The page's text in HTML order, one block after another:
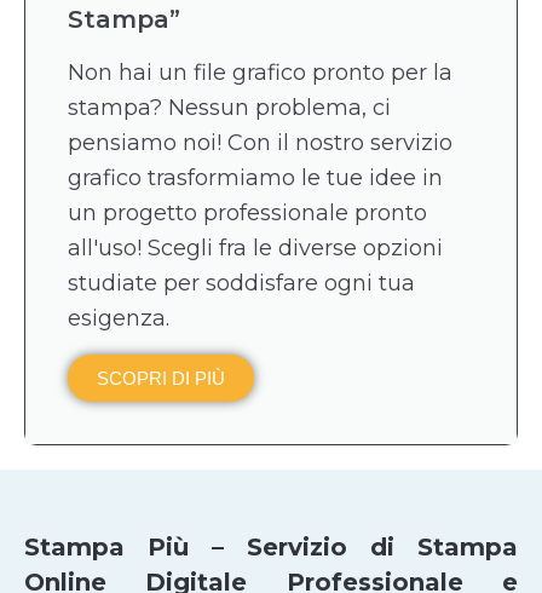
Stampa”
Non hai un file grafico pronto per la
stampa? Nessun problema, ci
pensiamo noi! Con il nostro servizio
grafico trasformiamo le tue idee in
un progetto professionale pronto
all'uso! Scegli fra le diverse opzioni
studiate per soddisfare ogni tua
esigenza.
SCOPRI DI PIÙ
Stampa Più – Servizio di Stampa
Online Digitale Professionale e